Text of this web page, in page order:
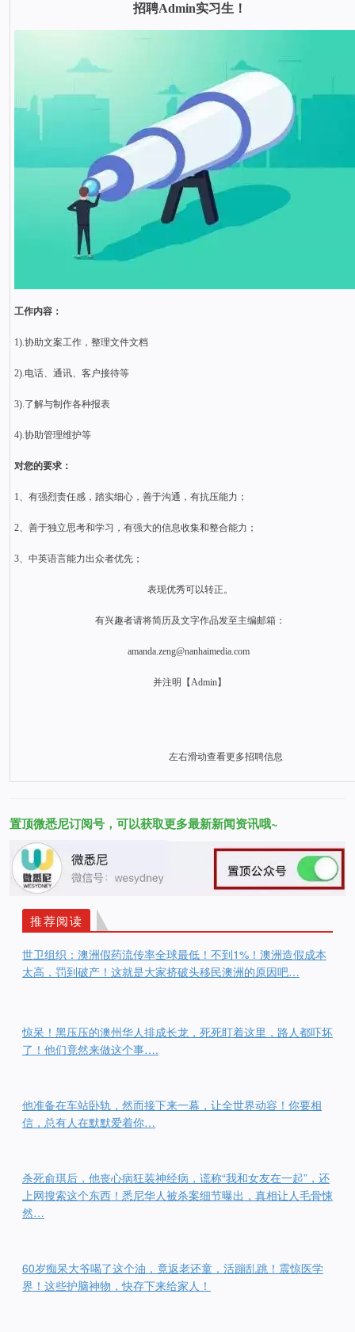
招聘Admin实习生！
工作内容：
1).协助文案工作，整理文件文档
2).电话、通讯、客户接待等
3).了解与制作各种报表
4).协助管理维护等
对您的要求：
1、有强烈责任感，踏实细心，善于沟通，有抗压能力；
2、善于独立思考和学习，有强大的信息收集和整合能力；
3、中英语言能力出众者优先；
表现优秀可以转正。
有兴趣者请将简历及文字作品发至主编邮箱：
amanda.zeng@nanhaimedia.com
并注明【Admin】
左右滑动查看更多招聘信息
置顶微悉尼订阅号，可以获取更多最新新闻资讯哦~
推荐阅读
世卫组织：澳洲假药流传率全球最低！不到1%！澳洲造假成本
太高，罚到破产！这就是大家挤破头移民澳洲的原因吧…
惊呆！黑压压的澳州华人排成长龙，死死盯着这里，路人都吓坏
了！他们竟然来做这个事….
他准备在车站卧轨，然而接下来一幕，让全世界动容！你要相
信，总有人在默默爱着你…
杀死俞琪后，他丧心病狂装神经病，谎称“我和女友在一起”，还
上网搜索这个东西！悉尼华人被杀案细节曝出，真相让人毛骨悚
然…
60岁痴呆大爷喝了这个油，竟返老还童，活蹦乱跳！震惊医学
界！这些护脑神物，快存下来给家人！